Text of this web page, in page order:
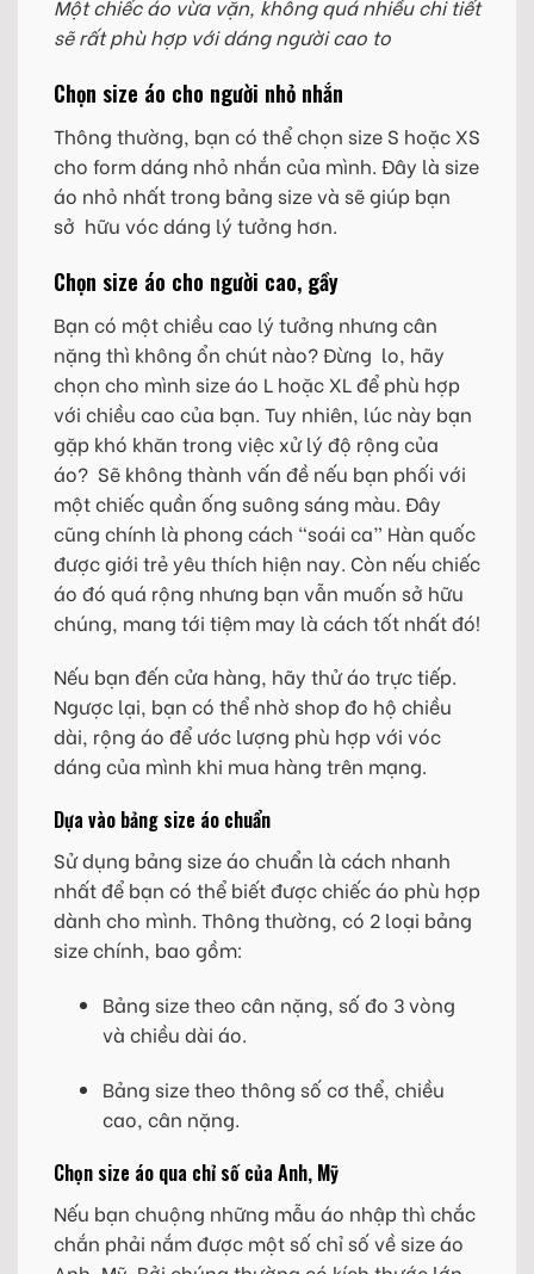
Một chiếc áo vừa vặn, không quá nhiều chi tiết
sẽ rất phù hợp với dáng người cao to
Chọn size áo cho người nhỏ nhắn
Thông thường, bạn có thể chọn size S hoặc XS
cho form dáng nhỏ nhắn của mình. Đây là size
áo nhỏ nhất trong bảng size và sẽ giúp bạn
sở hữu vóc dáng lý tưởng hơn.
Chọn size áo cho người cao, gầy
Bạn có một chiều cao lý tưởng nhưng cân
nặng thì không ổn chút nào? Đừng lo, hãy
chọn cho mình size áo L hoặc XL để phù hợp
với chiều cao của bạn. Tuy nhiên, lúc này bạn
gặp khó khăn trong việc xử lý độ rộng của
áo? Sẽ không thành vấn đề nếu bạn phối với
một chiếc quần ống suông sáng màu. Đây
cũng chính là phong cách “soái ca” Hàn quốc
được giới trẻ yêu thích hiện nay. Còn nếu chiếc
áo đó quá rộng nhưng bạn vẫn muốn sở hữu
chúng, mang tới tiệm may là cách tốt nhất đó!
Nếu bạn đến cửa hàng, hãy thử áo trực tiếp.
Ngược lại, bạn có thể nhờ shop đo hộ chiều
dài, rộng áo để ước lượng phù hợp với vóc
dáng của mình khi mua hàng trên mạng.
Dựa vào bảng size áo chuẩn
Sử dụng bảng size áo chuẩn là cách nhanh
nhất để bạn có thể biết được chiếc áo phù hợp
dành cho mình. Thông thường, có 2 loại bảng
size chính, bao gồm:
Bảng size theo cân nặng, số đo 3 vòng
và chiều dài áo.
Bảng size theo thông số cơ thể, chiều
cao, cân nặng.
Chọn size áo qua chỉ số của Anh, Mỹ
Nếu bạn chuộng những mẫu áo nhập thì chắc
chắn phải nắm được một số chỉ số về size áo